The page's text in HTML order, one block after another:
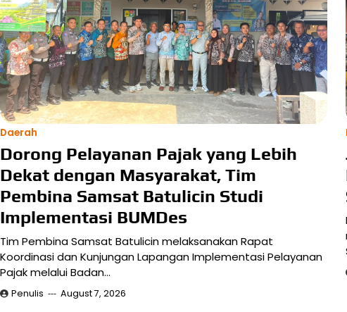
Daerah
Dorong Pelayanan Pajak yang Lebih
Dekat dengan Masyarakat, Tim
Pembina Samsat Batulicin Studi
Implementasi BUMDes
Tim Pembina Samsat Batulicin melaksanakan Rapat
Koordinasi dan Kunjungan Lapangan Implementasi Pelayanan
Pajak melalui Badan…
Penulis August 7, 2026